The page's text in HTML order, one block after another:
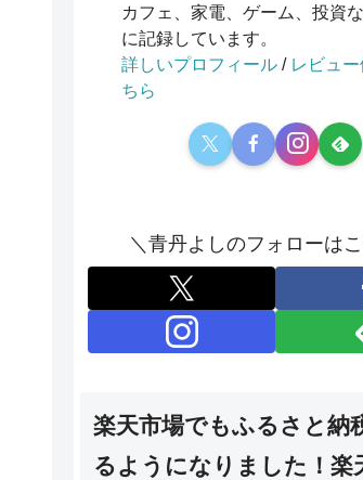
カフェ、家電、ゲーム、投資
に記録しています。
詳しいプロフィール / レビュ
ちら
＼青丹よしのフォローは
楽天市場でもふるさと納
るようになりました！楽